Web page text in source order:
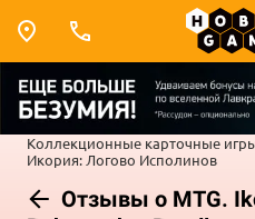
Коллекционные карточные
Икория: Логово Исполинов
Отзывы о MTG.